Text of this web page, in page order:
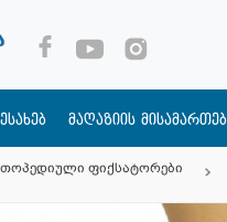
მაღაზიის
ფიქსატორები